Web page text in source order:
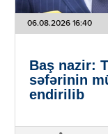
06.08.2026 16:40
Baş nazir:
səfərinin
endirilib